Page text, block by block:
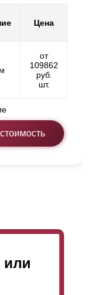
Цена
от
109862
руб.
шт.
или